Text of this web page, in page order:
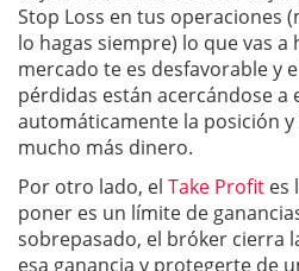
Stop Loss en tus operaciones
lo hagas siempre) lo que vas a
mercado te es desfavorable y
pérdidas están acercándose a
automáticamente la posición
mucho más dinero.
Por otro lado, el Take Profit es
poner es un límite de
sobrepasado, el bróker cierra
esa ganancia y protegerte de